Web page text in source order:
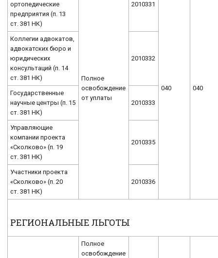
ортопедические
предприятия (п. 13
ст. 381 НК)
Полное
освобождение
от уплаты
2010331
040 040
Коллегии адвокатов,
адвокатских бюро и
юридических
консультаций (п. 14
ст. 381 НК)
2010332
Государственные
научные центры (п. 15
ст. 381 НК)
2010333
Управляющие
компании проекта
«Сколково» (п. 19
ст. 381 НК)
2010335
Участники проекта
«Сколково» (п. 20
ст. 381 НК)
2010336
РЕГИОНАЛЬНЫЕ ЛЬГОТЫ
Полное
освобождение